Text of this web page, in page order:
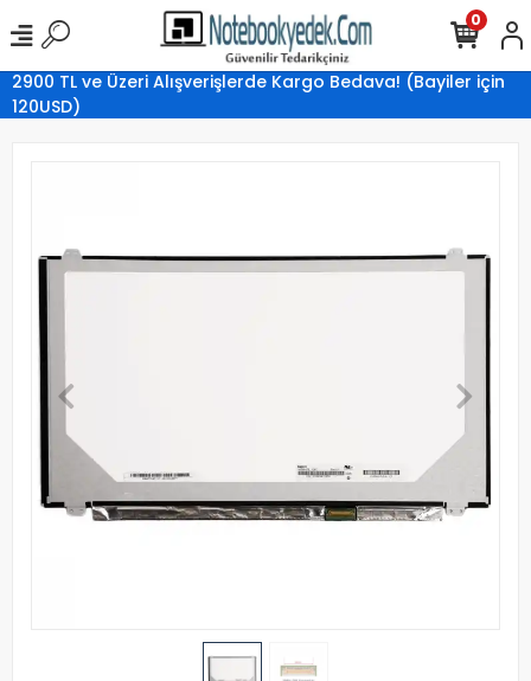
2900 TL ve Üzeri Alışverişlerde Kargo Bedava! (Bayiler için
120USD)
0